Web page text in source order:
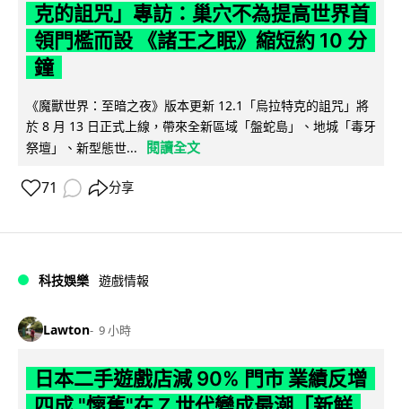
克的詛咒」專訪：巢穴不為提高世界首
領門檻而設 《諸王之眠》縮短約 10 分
鐘
《魔獸世界：至暗之夜》版本更新 12.1「烏拉特克的詛咒」將
於 8 月 13 日正式上線，帶來全新區域「盤蛇島」、地城「毒牙
祭壇」、新型態世...
閱讀全文
71 分享
科技娛樂 遊戲情報
Lawton 9 小時
日本二手遊戲店減 90% 門市 業績反增